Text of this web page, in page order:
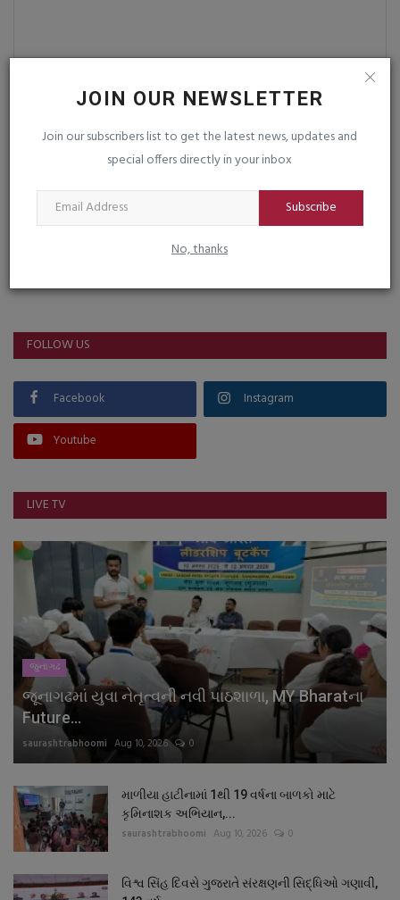
JOIN OUR NEWSLETTER
Join our subscribers list to get the latest news, updates and
special offers directly in your inbox
Subscribe
No, thanks
Post Comment
FOLLOW US
Facebook Instagram
Youtube
LIVE TV
જુનાગઢ
જૂનાગઢમાં યુવા નેતૃત્વની નવી પાઠશાળા, MY Bharatના
Future...
saurashtrabhoomi Aug 10, 2026 0
માળીયા હાટીનામાં 1થી 19 વર્ષના બાળકો માટે
કૃમિનાશક અભિયાન,...
saurashtrabhoomi Aug 10, 2026 0
વિશ્વ સિંહ દિવસે ગુજરાતે સંરક્ષણની સિદ્ધિઓ ગણાવી,